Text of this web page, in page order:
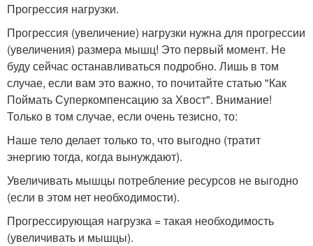
Прогрессия нагрузки.
Прогрессия (увеличение) нагрузки нужна для прогрессии
(увеличения) размера мышц! Это первый момент. Не
буду сейчас останавливаться подробно. Лишь в том
случае, если вам это важно, то почитайте статью "Как
Поймать Суперкомпенсацию за Хвост". Внимание!
Только в том случае, если очень тезисно, то:
Наше тело делает только то, что выгодно (тратит
энергию тогда, когда вынуждают).
Увеличивать мышцы потребление ресурсов не выгодно
(если в этом нет необходимости).
Прогрессирующая нагрузка = такая необходимость
(увеличивать и мышцы).